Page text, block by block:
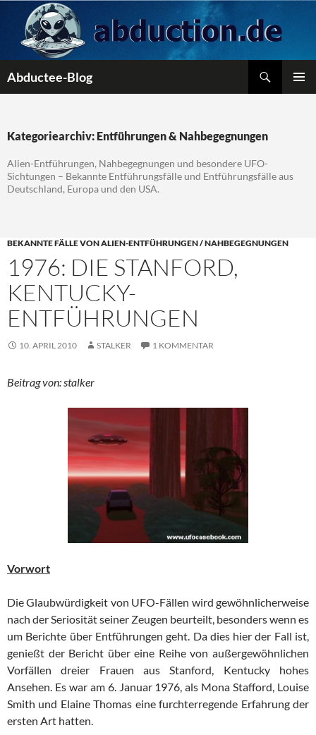
Inhalt
springen
Abductee-Blog
Kategoriearchiv: Entführungen & Nahbegegnungen
Alien-Entführungen, Nahbegegnungen und besondere UFO-
Sichtungen – Bekannte Entführungsfälle und Entführungsfälle aus
Deutschland, Europa und den USA.
BEKANNTE FÄLLE VON ALIEN-ENTFÜHRUNGEN / NAHBEGEGNUNGEN
1976: DIE STANFORD,
KENTUCKY-
ENTFÜHRUNGEN
10. APRIL 2010 STALKER 1 KOMMENTAR
Beitrag von: stalker
Vorwort
Die Glaubwürdigkeit von UFO-Fällen wird gewöhnlicherweise
nach der Seriosität seiner Zeugen beurteilt, besonders wenn es
um Berichte über Entführungen geht. Da dies hier der Fall ist,
genießt der Bericht über eine Reihe von außergewöhnlichen
Vorfällen dreier Frauen aus Stanford, Kentucky hohes
Ansehen. Es war am 6. Januar 1976, als Mona Stafford, Louise
Smith und Elaine Thomas eine furchterregende Erfahrung der
ersten Art hatten.